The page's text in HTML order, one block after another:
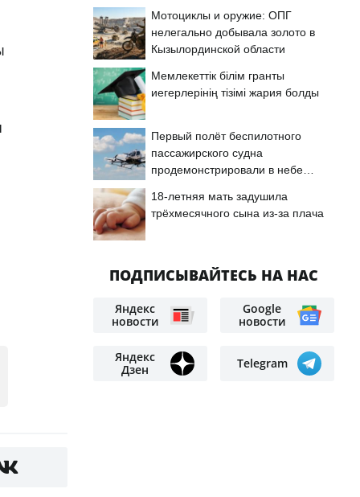
Мотоциклы и оружие: ОПГ
нелегально добывала золото в
Кызылординской области
Мемлекеттік білім гранты
иегерлерінің тізімі жария болды
Первый полёт беспилотного
пассажирского судна
продемонстрировали в небе
18-летняя мать задушила
трёхмесячного сына из-за плача
ПОДПИСЫВАЙТЕСЬ НА НАС
Яндекс
новости
Google
новости
Яндекс
Дзен
Telegram